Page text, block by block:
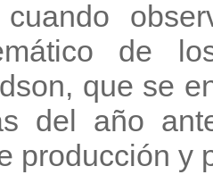
cuando
de
que se
del año
producción y